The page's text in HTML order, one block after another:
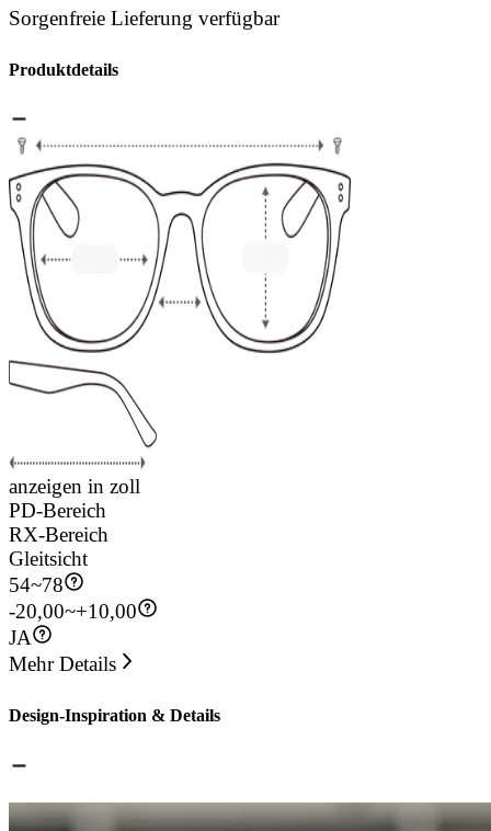
Sorgenfreie Lieferung verfügbar
Produktdetails
anzeigen in zoll
PD-Bereich
RX-Bereich
Gleitsicht
54~78
-20,00~+10,00
JA
Mehr Details
Design-Inspiration & Details